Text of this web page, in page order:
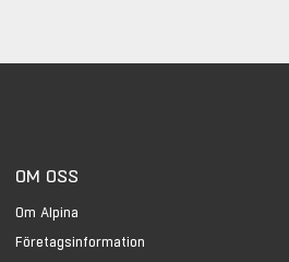
OM OSS
Om Alpina
Företagsinformation